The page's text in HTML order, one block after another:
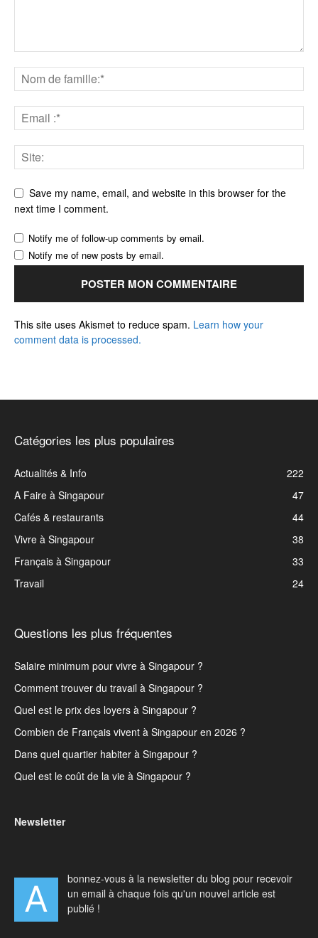
Save my name, email, and website in this browser for the
next time I comment.
Notify me of follow-up comments by email.
Notify me of new posts by email.
This site uses Akismet to reduce spam. Learn how your
comment data is processed.
Catégories les plus populaires
Actualités & Info
222
A Faire à Singapour
47
Cafés & restaurants
44
Vivre à Singapour
38
Français à Singapour
33
Travail
24
Questions les plus fréquentes
Salaire minimum pour vivre à Singapour ?
Comment trouver du travail à Singapour ?
Quel est le prix des loyers à Singapour ?
Combien de Français vivent à Singapour en 2026 ?
Dans quel quartier habiter à Singapour ?
Quel est le coût de la vie à Singapour ?
Newsletter
A
bonnez-vous à la newsletter du blog pour recevoir
un email à chaque fois qu'un nouvel article est
publié !